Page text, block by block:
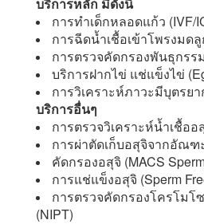
การทำเด็กหลอดแก้ว (IVF/
การฉีดน้ำเชื้อเข้าโพรงมดลู
การตรวจคัดกรองพันธุกรร
บริการฝากไข่ แช่แข็งไข่
การวิเคราะห์ภาวะมีบุตรย
บริการอื่นๆ
การตรวจวิเคราะห์น้ำเชื้ออ
การผ่าตัดเก็บอสุจิจากอัณฑ
คัดกรองอสุจิ (MACS
การแช่แข็งอสุจิ (Sperm
การตรวจคัดกรองโครโมโ
(NIPT)